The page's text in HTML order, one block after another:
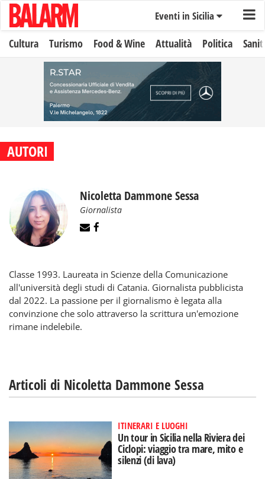
Eventi in Sicilia
Cultura Turismo Food & Wine Attualità Politica
AUTORI
Nicoletta Dammone Sessa
Giornalista
Classe 1993. Laureata in Scienze della Comunicazione
all'università degli studi di Catania. Giornalista pubblicista
dal 2022. La passione per il giornalismo è legata alla
convinzione che solo attraverso la scrittura un'emozione
rimane indelebile.
Articoli di Nicoletta Dammone Sessa
ITINERARI E LUOGHI
Un tour in Sicilia nella Riviera dei
Ciclopi: viaggio tra mare, mito e
silenzi (di lava)